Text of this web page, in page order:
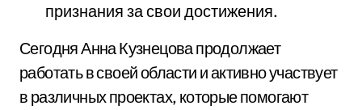
признания за свои достижения.
Сегодня Анна Кузнецова продолжает
работать в своей области и активно участвует
в различных проектах, которые помогают